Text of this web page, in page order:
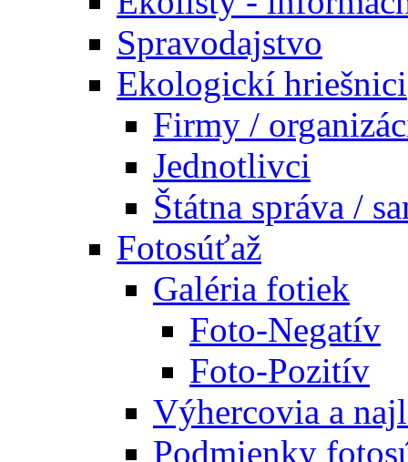
Spravodajstvo
Ekologickí hriešnici
Firmy /
Jednotlivci
Štátna správa /
Fotosúťaž
Galéria fotiek
Foto-Negatív
Foto-Pozitív
Výhercovia a
Podmienky